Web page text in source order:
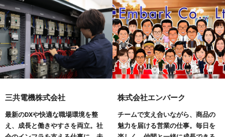
三共電機株式会社
最新のDXや快適な職場環境を整
え、成長と働きやすさを両立。社
株式会社エンバーク
チームで支え合いながら、商品の
魅力を届ける営業の仕事。毎日を